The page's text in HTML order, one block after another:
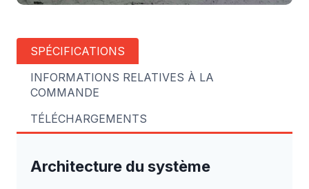
SPÉCIFICATIONS
INFORMATIONS RELATIVES À LA
COMMANDE
TÉLÉCHARGEMENTS
Architecture du système